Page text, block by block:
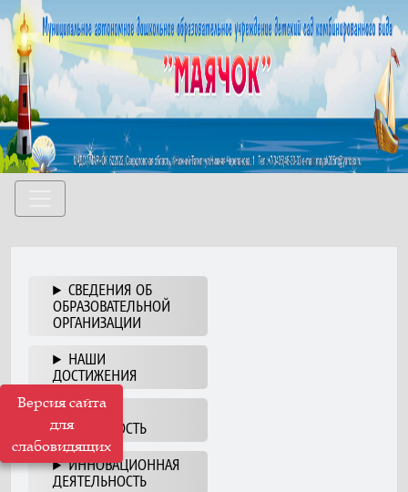
Версия сайта
для
слабовидящих
СВЕДЕНИЯ ОБ
ОБРАЗОВАТЕЛЬНОЙ
ОРГАНИЗАЦИИ
НАШИ
ДОСТИЖЕНИЯ
НАША
ДЕЯТЕЛЬНОСТЬ
ИННОВАЦИОННАЯ
ДЕЯТЕЛЬНОСТЬ